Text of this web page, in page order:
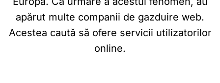
apărut multe companii de gazduire web.
Acestea caută să ofere servicii utilizatorilor
online.